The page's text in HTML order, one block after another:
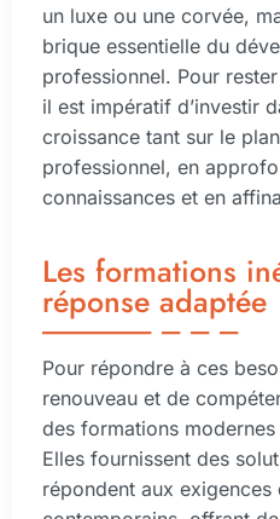
un luxe ou une corvée,
brique essentielle du
professionnel. Pour
il est impératif d’investir
croissance tant sur le
professionnel, en
connaissances et en
Les formations
réponse adaptée
Pour répondre à ces
renouveau et de
des formations
Elles fournissent des
répondent aux exigences